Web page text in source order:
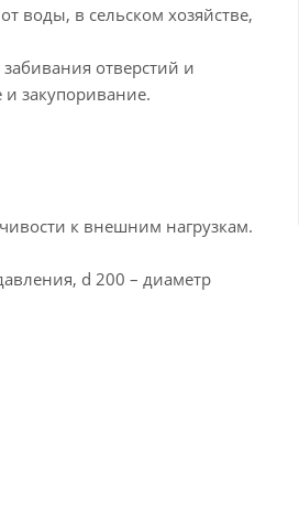
воды, в сельском хозяйстве,
отверстий и
закупоривание.
к внешним нагрузкам.
d 200 – диаметр